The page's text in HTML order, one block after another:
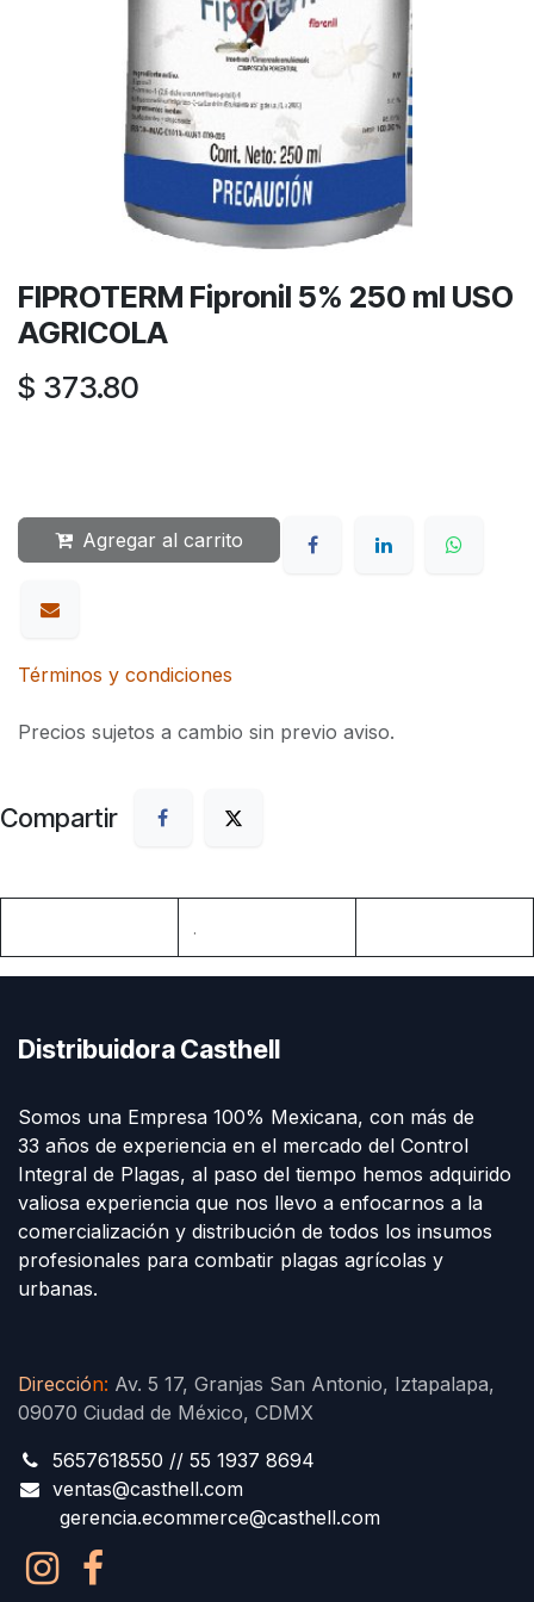
FIPROTERM Fipronil 5% 250 ml USO
AGRICOLA
$ 373.80
Agregar al carrito
Términos y condiciones
Precios sujetos a cambio sin previo aviso.
Compartir
.
Distribuidora Casthell
Somos una Empresa 100% Mexicana, con más de
33 años de experiencia en el mercado del Control
Integral de Plagas, al paso del tiempo hemos adquirido
valiosa experiencia que nos llevo a enfocarnos a la
comercialización y distribución de todos los insumos
profesionales para combatir plagas agrícolas y
urbanas.
Dirección: Av. 5 17, Granjas San Antonio, Iztapalapa,
09070 Ciudad de México, CDMX
5657618550 // 55 1937 8694
ventas@casthell.com
gerencia.ecommerce@casthell.com